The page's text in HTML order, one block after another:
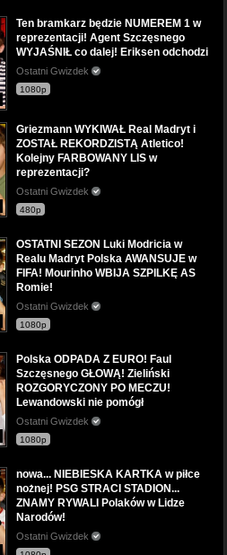
Ten bramkarz będzie NUMEREM 1 w
reprezentacji! Agent Szczęsnego
WYJAŚNIŁ co dalej! Eriksen odchodzi
Ostatni Gwizdek
1080p
Griezmann WYKIWAŁ Real Madryt i
ZOSTAŁ REKORDZISTĄ Atletico!
Kolejny FARBOWANY LIS w
reprezentacji?
Ostatni Gwizdek
480p
OSTATNI SEZON Luki Modricia w
Realu Madryt Polska AWANSUJE w
FIFA! Mourinho WBIJA SZPILKĘ AS
Romie!
Ostatni Gwizdek
1080p
Polska ODPADA Z EURO! Faul
Szczęsnego GŁOWĄ! Zieliński
ROZGORYCZONY PO MECZU!
Lewandowski nie pomógł
Ostatni Gwizdek
1080p
nowa... NIEBIESKA KARTKA w piłce
nożnej! PSG STRACI STADION...
ZNAMY RYWALI Polaków w Lidze
Narodów!
Ostatni Gwizdek